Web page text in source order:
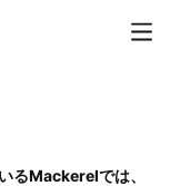
るMackerelでは、